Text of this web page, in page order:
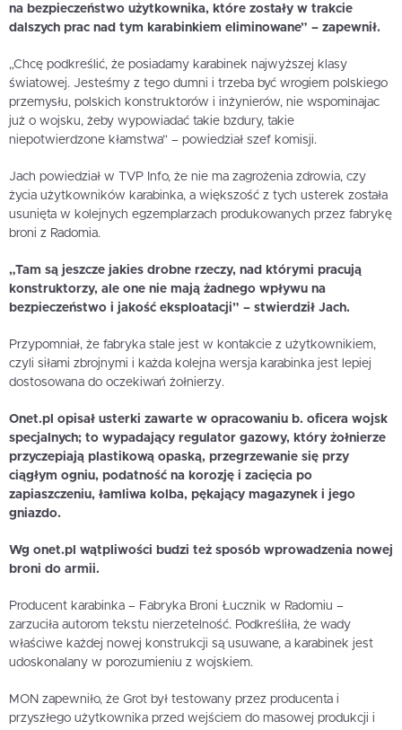
na bezpieczeństwo użytkownika, które zostały w trakcie
dalszych prac nad tym karabinkiem eliminowane” – zapewnił.
„Chcę podkreślić, że posiadamy karabinek najwyższej klasy
światowej. Jesteśmy z tego dumni i trzeba być wrogiem polskiego
przemysłu, polskich konstruktorów i inżynierów, nie wspominajac
już o wojsku, żeby wypowiadać takie bzdury, takie
niepotwierdzone kłamstwa” – powiedział szef komisji.
Jach powiedział w TVP Info, że nie ma zagrożenia zdrowia, czy
życia użytkowników karabinka, a większość z tych usterek została
usunięta w kolejnych egzemplarzach produkowanych przez fabrykę
broni z Radomia.
„Tam są jeszcze jakies drobne rzeczy, nad którymi pracują
konstruktorzy, ale one nie mają żadnego wpływu na
bezpieczeństwo i jakość eksploatacji” – stwierdził Jach.
Przypomniał, że fabryka stale jest w kontakcie z użytkownikiem,
czyli siłami zbrojnymi i każda kolejna wersja karabinka jest lepiej
dostosowana do oczekiwań żołnierzy.
Onet.pl opisał usterki zawarte w opracowaniu b. oficera wojsk
specjalnych; to wypadający regulator gazowy, który żołnierze
przyczepiają plastikową opaską, przegrzewanie się przy
ciągłym ogniu, podatność na korozję i zacięcia po
zapiaszczeniu, łamliwa kolba, pękający magazynek i jego
gniazdo.
Wg onet.pl wątpliwości budzi też sposób wprowadzenia nowej
broni do armii.
Producent karabinka – Fabryka Broni Łucznik w Radomiu –
zarzuciła autorom tekstu nierzetelność. Podkreśliła, że wady
właściwe każdej nowej konstrukcji są usuwane, a karabinek jest
udoskonalany w porozumieniu z wojskiem.
MON zapewniło, że Grot był testowany przez producenta i
przyszłego użytkownika przed wejściem do masowej produkcji i